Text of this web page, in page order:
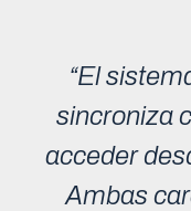
“El
sincroniza
acceder
Ambas